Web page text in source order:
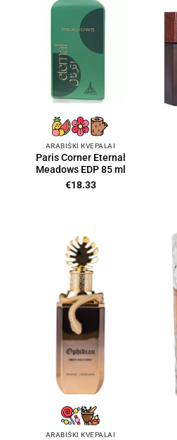
ARABIŠKI KVEPALAI
Paris Corner Eternal
Meadows EDP 85 ml
€18.33
ARABIŠKI KVEPALAI